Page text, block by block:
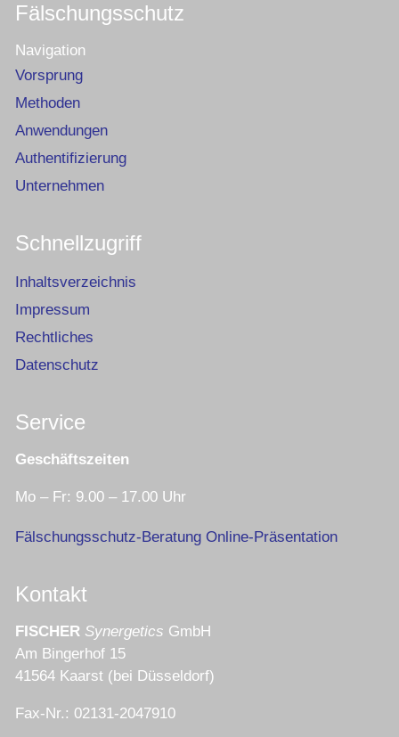
Fälschungsschutz
Navigation
Vorsprung
Methoden
Anwendungen
Authentifizierung
Unternehmen
Schnellzugriff
Inhaltsverzeichnis
Impressum
Rechtliches
Datenschutz
Service
Geschäftszeiten
Mo – Fr: 9.00 – 17.00 Uhr
Fälschungsschutz-Beratung Online-Präsentation
Kontakt
FISCHER Synergetics GmbH
Am Bingerhof 15
41564 Kaarst (bei Düsseldorf)
Fax-Nr.: 02131-2047910